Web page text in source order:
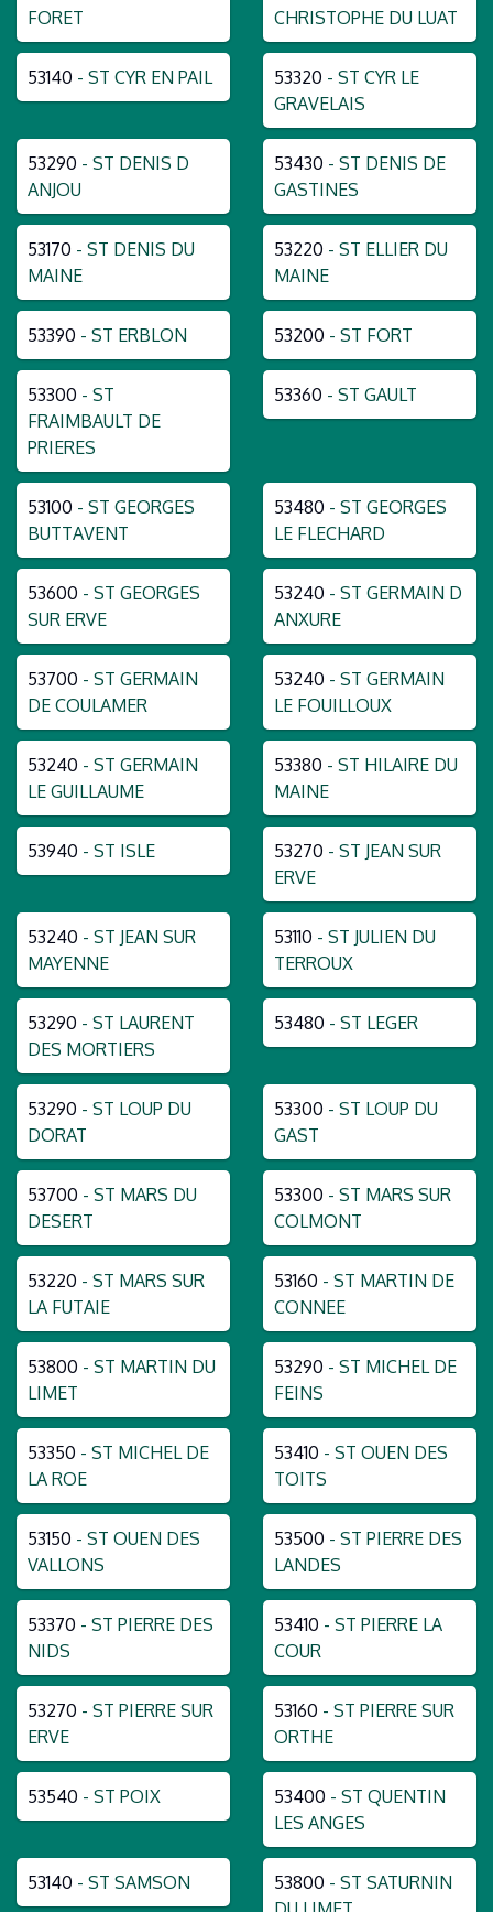
FORET
CHRISTOPHE DU LUAT
53140 - ST CYR EN PAIL 53320 - ST CYR LE
GRAVELAIS
53290 - ST DENIS D
ANJOU
53430 - ST DENIS DE
GASTINES
53170 - ST DENIS DU
MAINE
53220 - ST ELLIER DU
MAINE
53390 - ST ERBLON 53200 - ST FORT
53300 - ST
FRAIMBAULT DE
PRIERES
53360 - ST GAULT
53100 - ST GEORGES
BUTTAVENT
53480 - ST GEORGES
LE FLECHARD
53600 - ST GEORGES
SUR ERVE
53240 - ST GERMAIN D
ANXURE
53700 - ST GERMAIN
DE COULAMER
53240 - ST GERMAIN
LE FOUILLOUX
53240 - ST GERMAIN
LE GUILLAUME
53380 - ST HILAIRE DU
MAINE
53940 - ST ISLE 53270 - ST JEAN SUR
ERVE
53240 - ST JEAN SUR
MAYENNE
53110 - ST JULIEN DU
TERROUX
53290 - ST LAURENT
DES MORTIERS
53480 - ST LEGER
53290 - ST LOUP DU
DORAT
53300 - ST LOUP DU
GAST
53700 - ST MARS DU
DESERT
53300 - ST MARS SUR
COLMONT
53220 - ST MARS SUR
LA FUTAIE
53160 - ST MARTIN DE
CONNEE
53800 - ST MARTIN DU
LIMET
53290 - ST MICHEL DE
FEINS
53350 - ST MICHEL DE
LA ROE
53410 - ST OUEN DES
TOITS
53150 - ST OUEN DES
VALLONS
53500 - ST PIERRE DES
LANDES
53370 - ST PIERRE DES
NIDS
53410 - ST PIERRE LA
COUR
53270 - ST PIERRE SUR
ERVE
53160 - ST PIERRE SUR
ORTHE
53540 - ST POIX 53400 - ST QUENTIN
LES ANGES
53140 - ST SAMSON 53800 - ST SATURNIN